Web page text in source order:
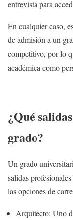
entrevista para
En cualquier caso,
de admisión a un
competitivo, por lo
académica como
¿Qué
grado?
Un grado
salidas
las opciones de
Arquitecto: Uno